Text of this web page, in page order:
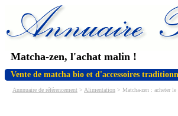
Matcha-zen, l'achat malin !
Vente de matcha bio et d'accessoires
Annnuaire de référencement > Alimentation > Matcha-zen : acheter